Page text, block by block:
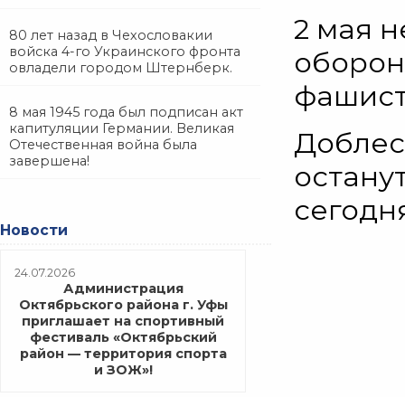
80 лет назад в Чехословакии
войска 4-го Украинского фронта
овладели городом Штернберк.
8 мая 1945 года был подписан акт
капитуляции Германии. Великая
Отечественная война была
завершена!
Новости
24.07.2026
Администрация
Октябрьского района г. Уфы
приглашает на спортивный
фестиваль «Октябрьский
район — территория спорта
и ЗОЖ»!
2 мая